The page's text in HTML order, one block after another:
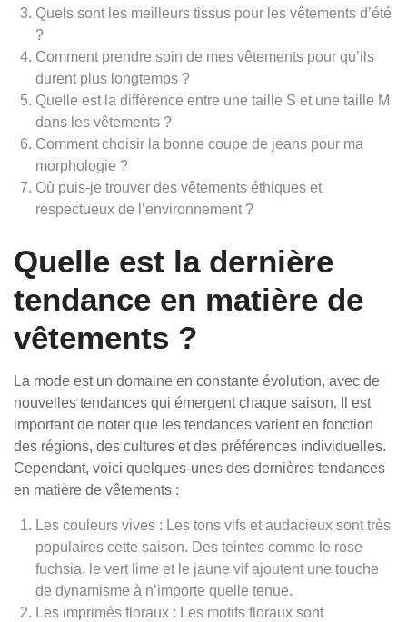
Quels sont les meilleurs tissus pour les vêtements d’été
?
Comment prendre soin de mes vêtements pour qu’ils
durent plus longtemps ?
Quelle est la différence entre une taille S et une taille M
dans les vêtements ?
Comment choisir la bonne coupe de jeans pour ma
morphologie ?
Où puis-je trouver des vêtements éthiques et
respectueux de l’environnement ?
Quelle est la dernière
tendance en matière de
vêtements ?
La mode est un domaine en constante évolution, avec de
nouvelles tendances qui émergent chaque saison. Il est
important de noter que les tendances varient en fonction
des régions, des cultures et des préférences individuelles.
Cependant, voici quelques-unes des dernières tendances
en matière de vêtements :
Les couleurs vives : Les tons vifs et audacieux sont très
populaires cette saison. Des teintes comme le rose
fuchsia, le vert lime et le jaune vif ajoutent une touche
de dynamisme à n’importe quelle tenue.
Les imprimés floraux : Les motifs floraux sont